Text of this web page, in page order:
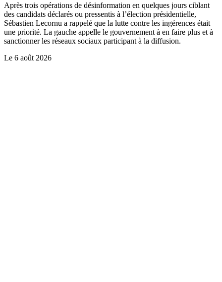
Après trois opérations de désinformation en quelques jours ciblant
des candidats déclarés ou pressentis à l’élection présidentielle,
Sébastien Lecornu a rappelé que la lutte contre les ingérences était
une priorité. La gauche appelle le gouvernement à en faire plus et à
sanctionner les réseaux sociaux participant à la diffusion.
Le 6 août 2026